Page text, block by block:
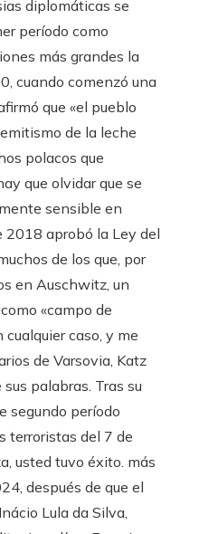
diplomáticas se
período como
más grandes la
cuando comenzó una
que «el pueblo
de la leche
polacos que
que olvidar que se
sensible en
2018 aprobó la Ley del
de los que, por
en Auschwitz, un
«campo de
caso, y me
de Varsovia, Katz
palabras. Tras su
segundo período
terroristas del 7 de
usted tuvo éxito. más
después de que el
Lula da Silva,